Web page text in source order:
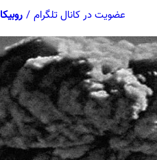
عضویت در کانال تلگرام / روبیکا